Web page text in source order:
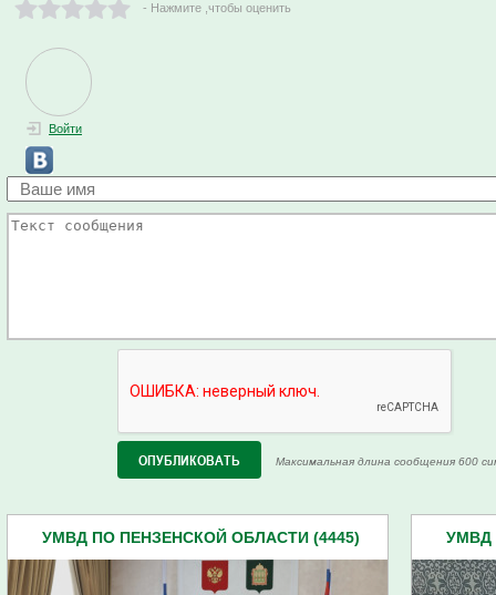
- Нажмите ,чтобы оценить
Войти
Максимальная длина сообщения 600
УМВД ПО ПЕНЗЕНСКОЙ ОБЛАСТИ (4445) УМВД